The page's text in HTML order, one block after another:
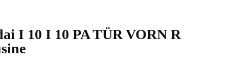
I 10 I 10 PA TÜR VORN R